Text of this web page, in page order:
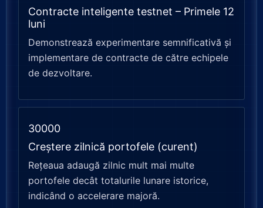
Contracte inteligente testnet – Primele 12
luni
Demonstrează experimentare semnificativă și
implementare de contracte de către echipele
de dezvoltare.
30000
Creștere zilnică portofele (curent)
Rețeaua adaugă zilnic mult mai multe
portofele decât totalurile lunare istorice,
indicând o accelerare majoră.